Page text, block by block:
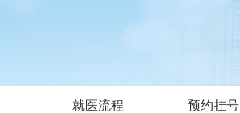
就医流程 预约挂号